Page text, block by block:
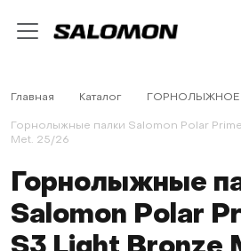
Главная Каталог ГОРНОЛЫЖНОЕ
Горнолыжные палки Salomon Polar
Met. 25/26
Горнолыжные
Salomon Polar